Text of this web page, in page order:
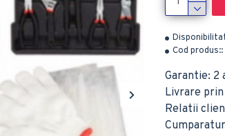
Cod produs::
Garantie: 2
Livrare
Relatii